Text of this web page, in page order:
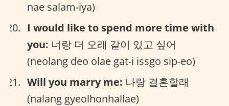
nae salam-iya)
I would like to spend more time with
you: 너랑 더 오래 같이 있고 싶어
(neolang deo olae gat-i issgo sip-eo)
Will you marry me: 나랑 결혼할래
(nalang gyeolhonhallae)